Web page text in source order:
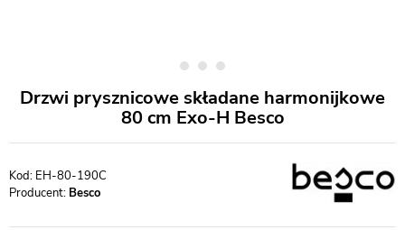
Drzwi prysznicowe składane harmonijkowe
80 cm Exo-H Besco
EH-80-190C
Producent: Besco